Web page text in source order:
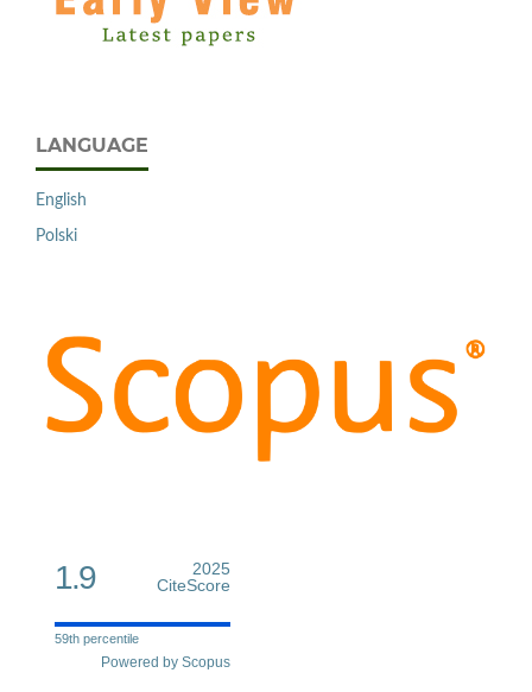
LANGUAGE
English
Polski
1.9
2025
CiteScore
59th percentile
Powered by Scopus